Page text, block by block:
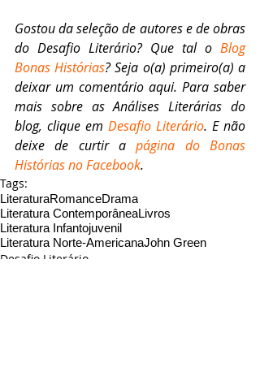
Gostou da seleção de autores e de obras
do Desafio Literário? Que tal o Blog
Bonas Histórias? Seja o(a) primeiro(a) a
deixar um comentário aqui. Para saber
mais sobre as Análises Literárias do
blog, clique em Desafio Literário. E não
deixe de curtir a página do Bonas
Histórias no Facebook.
Tags:
LiteraturaRomanceDrama
Literatura ContemporâneaLivros
Literatura Infantojuvenil
Literatura Norte-AmericanaJohn Green
Desafio Literário